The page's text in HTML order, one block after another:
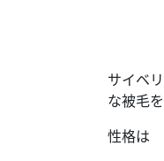
サイベ
な被毛
性格は